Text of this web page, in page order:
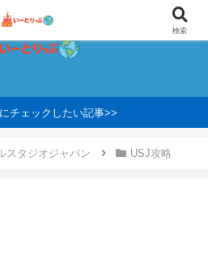
チェックしたい記事>>
スタジオジャパン USJ攻略
検索